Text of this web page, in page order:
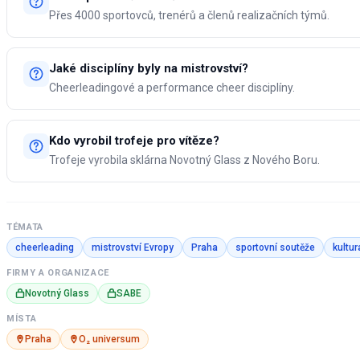
Přes 4000 sportovců, trenérů a členů realizačních týmů.
Jaké disciplíny byly na mistrovství?
Cheerleadingové a performance cheer disciplíny.
Kdo vyrobil trofeje pro vítěze?
Trofeje vyrobila sklárna Novotný Glass z Nového Boru.
TÉMATA
cheerleading mistrovství Evropy Praha sportovní soutěže
FIRMY A ORGANIZACE
Novotný Glass SABE
MÍSTA
Praha O₂ universum